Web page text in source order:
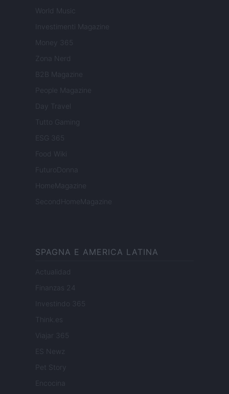
World Music
Investimenti Magazine
Money 365
Zona Nerd
B2B Magazine
People Magazine
Day Travel
Tutto Gaming
ESG 365
Food Wiki
FuturoDonna
HomeMagazine
SecondHomeMagazine
SPAGNA E AMERICA LATINA
Actualidad
Finanzas 24
Investindo 365
Think.es
Viajar 365
ES Newz
Pet Story
Encocina